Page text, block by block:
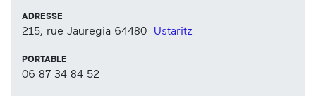
ADRESSE
215, rue Jauregia 64480 Ustaritz
PORTABLE
06 87 34 84 52